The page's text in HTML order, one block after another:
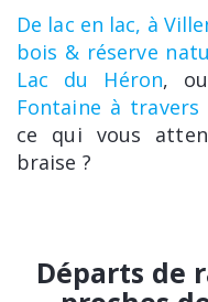
De lac en lac, à
bois & réserve
Lac du Héron,
Fontaine à travers
ce qui vous
braise ?
Départs de